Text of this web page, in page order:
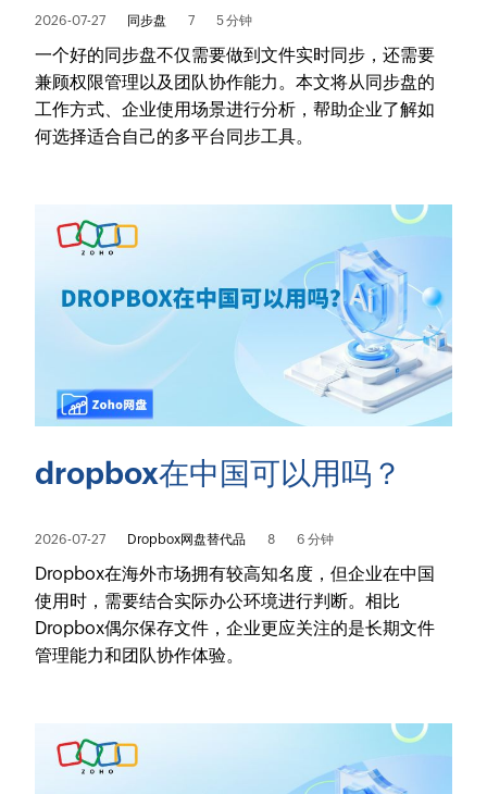
2026-07-27 同步盘 7 5 分钟
一个好的同步盘不仅需要做到文件实时同步，还需要
兼顾权限管理以及团队协作能力。本文将从同步盘的
工作方式、企业使用场景进行分析，帮助企业了解如
何选择适合自己的多平台同步工具。
dropbox在中国可以用吗？
2026-07-27 Dropbox网盘替代品 8 6 分钟
Dropbox在海外市场拥有较高知名度，但企业在中国
使用时，需要结合实际办公环境进行判断。相比
Dropbox偶尔保存文件，企业更应关注的是长期文件
管理能力和团队协作体验。